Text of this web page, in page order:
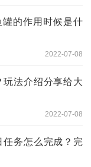
罐的作用时候是什
2022-07-08
玩法介绍分享给大
2022-07-08
任务怎么完成？完